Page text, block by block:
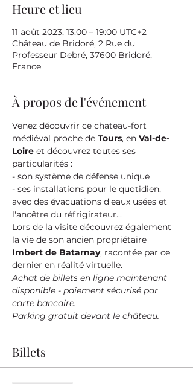
Heure et lieu
11 août 2023, 13:00 – 19:00 UTC+2
Château de Bridoré, 2 Rue du
Professeur Debré, 37600 Bridoré,
France
À propos de l'événement
Venez découvrir ce chateau-fort
médiéval proche de Tours, en Val-de-
Loire et découvrez toutes ses
particularités :
- son système de défense unique
- ses installations pour le quotidien,
avec des évacuations d'eaux usées et
l'ancêtre du réfrigirateur...
Lors de la visite découvrez également
la vie de son ancien propriétaire
Imbert de Batarnay, racontée par ce
dernier en réalité virtuelle.
Achat de billets en ligne maintenant
disponible - paiement sécurisé par
carte bancaire.
Parking gratuit devant le château.
Billets